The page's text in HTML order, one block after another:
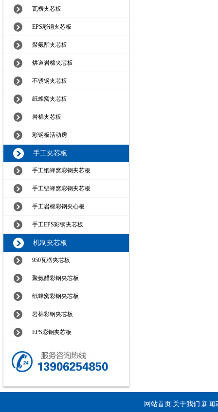
瓦楞夹芯板
EPS彩钢夹芯板
聚氨酯夹芯板
烘道岩棉夹芯板
不锈钢夹芯板
纸蜂窝夹芯板
岩棉夹芯板
彩钢板活动房
手工夹芯板
手工纸蜂窝彩钢夹芯板
手工铝蜂窝彩钢夹芯板
手工岩棉彩钢夹心板
手工EPS彩钢夹芯板
机制夹芯板
950瓦楞夹芯板
聚氨醋彩钢夹芯板
纸蜂窝彩钢夹芯板
岩棉彩钢夹芯板
EPS彩钢夹芯板
网站首页 关于我们 新闻